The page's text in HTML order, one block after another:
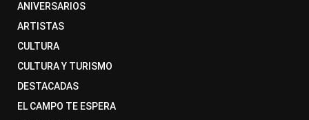
ANIVERSARIOS
ARTISTAS
CULTURA
CULTURA Y TURISMO
DESTACADAS
EL CAMPO TE ESPERA